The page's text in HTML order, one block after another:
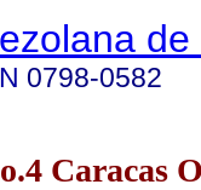
0798-0582
Caracas